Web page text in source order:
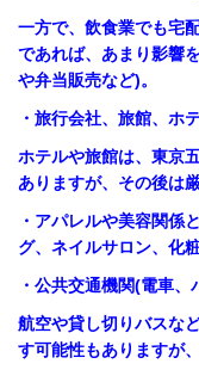
一方で、飲食業でも宅
であれば、あまり影響
や弁当販売など)。
・旅行会社、旅館、ホ
ホテルや旅館は、東京
ありますが、その後は
・アパレルや美容関係
グ、ネイルサロン、化
・公共交通機関(電車
航空や貸し切りバスな
す可能性もありますが